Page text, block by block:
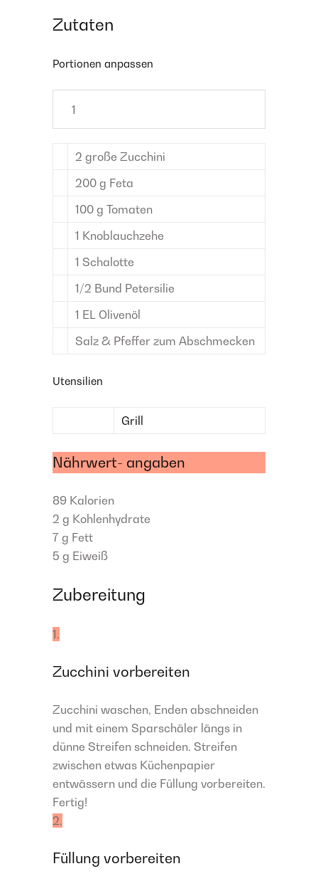
Zutaten
Portionen anpassen
2 große Zucchini
200 g Feta
100 g Tomaten
1 Knoblauchzehe
1 Schalotte
1/2 Bund Petersilie
1 EL Olivenöl
Salz & Pfeffer zum Abschmecken
Utensilien
Grill
Nährwert- angaben
89 Kalorien
2 g Kohlenhydrate
7 g Fett
5 g Eiweiß
Zubereitung
1.
Zucchini vorbereiten
Zucchini waschen, Enden abschneiden
und mit einem Sparschäler längs in
dünne Streifen schneiden. Streifen
zwischen etwas Küchenpapier
entwässern und die Füllung vorbereiten.
Fertig!
2.
Füllung vorbereiten